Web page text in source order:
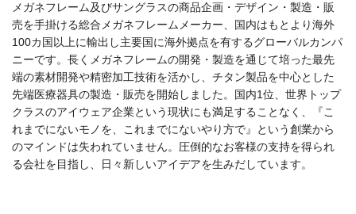
メガネフレーム及びサングラスの商品企画・デザイン・製造・販
売を手掛ける総合メガネフレームメーカー、国内はもとより海外
100カ国以上に輸出し主要国に海外拠点を有するグローバルカンパ
ニーです。長くメガネフレームの開発・製造を通じて培った最先
端の素材開発や精密加工技術を活かし、チタン製品を中心とした
先端医療器具の製造・販売を開始しました。国内1位、世界トップ
クラスのアイウェア企業という現状にも満足することなく、『こ
れまでにないモノを、これまでにないやり方で』という創業から
のマインドは失われていません。圧倒的なお客様の支持を得られ
る会社を目指し、日々新しいアイデアを生みだしています。